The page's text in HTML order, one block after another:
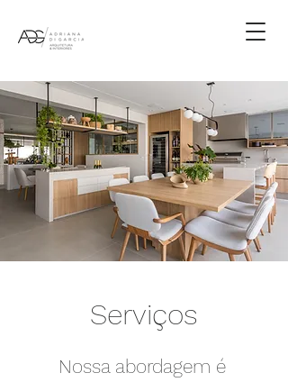
Serviços
Nossa abordagem é